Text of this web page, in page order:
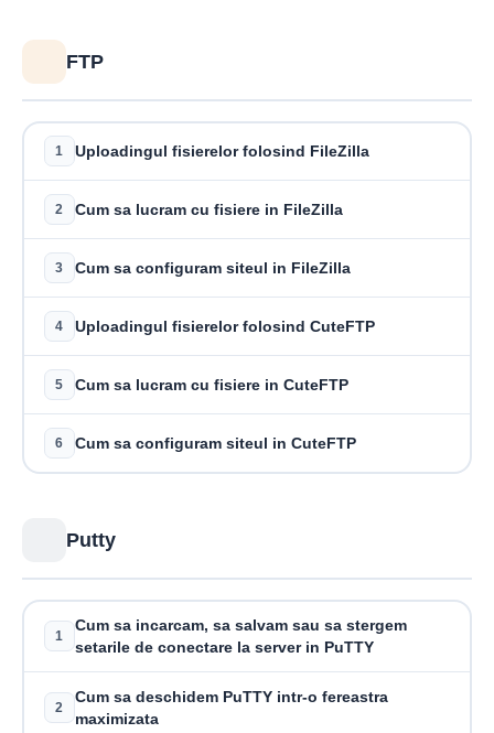
FTP
1 Uploadingul fisierelor folosind FileZilla
2 Cum sa lucram cu fisiere in FileZilla
3 Cum sa configuram siteul in FileZilla
4 Uploadingul fisierelor folosind CuteFTP
5 Cum sa lucram cu fisiere in CuteFTP
6 Cum sa configuram siteul in CuteFTP
Putty
1
Cum sa incarcam, sa salvam sau sa stergem
setarile de conectare la server in PuTTY
2
Cum sa deschidem PuTTY intr-o fereastra
maximizata